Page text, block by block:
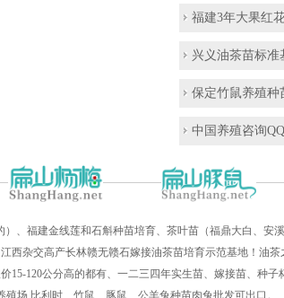
福建3年大果红
兴义油茶苗标
保定竹鼠养殖种
中国养殖咨询
）、福建金线莲和石斛种苗培育、茶叶苗（福鼎大白、安
杂交高产长林赣无赣石嫁接油茶苗培育示范基地！油茶
120公分高的都有、一二三四年实生苗、嫁接苗、种子
场,比利时、竹鼠、豚鼠、公羊兔种苗肉兔批发可出口。